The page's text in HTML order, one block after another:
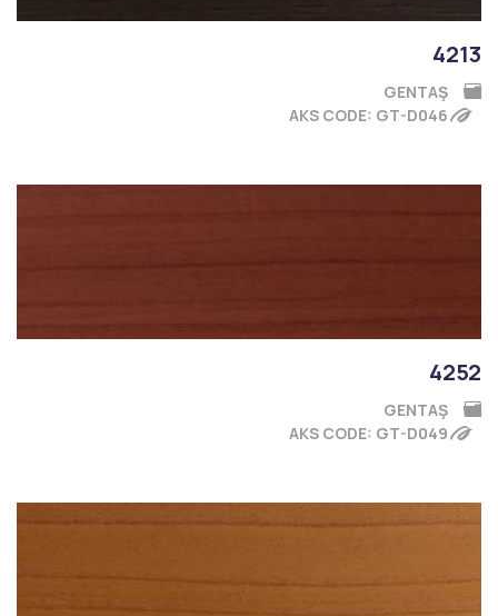
4213
GENTAŞ
AKS CODE: GT-D046
4252
GENTAŞ
AKS CODE: GT-D049